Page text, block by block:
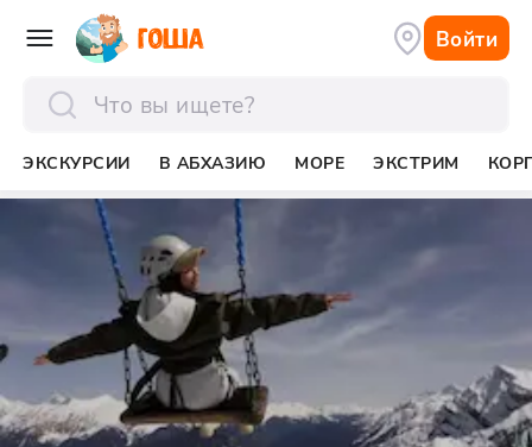
Войти
ЭКСКУРСИИ В АБХАЗИЮ МОРЕ ЭКСТРИМ